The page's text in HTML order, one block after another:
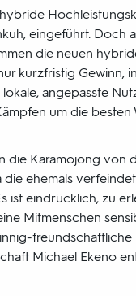
eingeführt. Doch
die neuen
kurzfristig Gewinn,
angepasste
um die
die Karamojong von
ehemals
ist eindrücklich, zu
Mitmenschen
Michael Ekeno